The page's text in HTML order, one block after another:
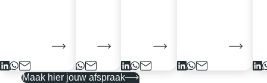
Maak hier jouw afspraak